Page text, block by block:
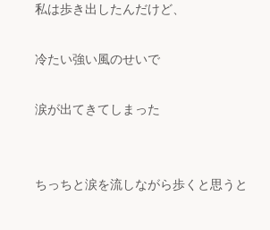
私は歩き出したんだけど、
冷たい強い風のせいで
涙が出てきてしまった
ちっちと涙を流しながら歩くと思うと